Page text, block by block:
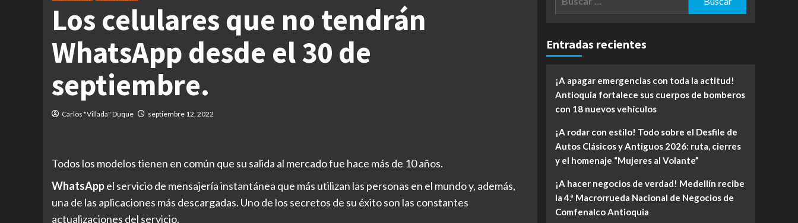
Los celulares que no tendrán
WhatsApp desde el 30 de
septiembre.
Carlos "Villada" Duque septiembre 12, 2022
Todos los modelos tienen en común que su salida al mercado fue hace más de 10 años.
WhatsAppel servicio de mensajería instantánea que más utilizan las personas en el mundo y, además,
una de las aplicaciones más descargadas. Uno de los secretos de su éxito son las constantes
actualizaciones del servicio.
Entradas recientes
¡A apagar emergencias con toda la actitud!
Antioquia fortalece sus cuerpos de bomberos
con 18 nuevos vehículos
¡A rodar con estilo! Todo sobre el Desfile de
Autos Clásicos y Antiguos 2026: ruta, cierres
y el homenaje “Mujeres al Volante”
¡A hacer negocios de verdad! Medellín recibe
la 4.ª Macrorrueda Nacional de Negocios de
Comfenalco Antioquia